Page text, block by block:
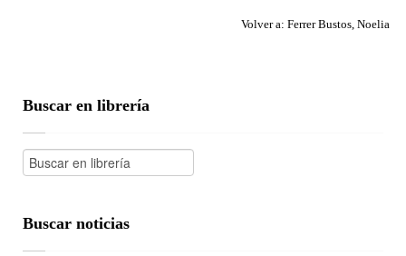
Volver a: Ferrer Bustos, Noelia
Buscar en librería
Buscar noticias